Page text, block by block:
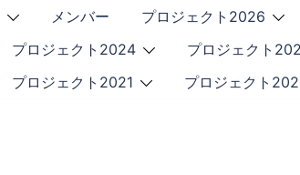
メンバー
プロジェクト2026
プロジェクト2024
プロジェクト
プロジェクト2021 プロジェクト